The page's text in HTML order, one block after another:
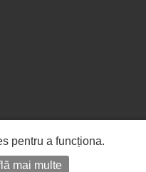
pentru a funcționa.
mai multe